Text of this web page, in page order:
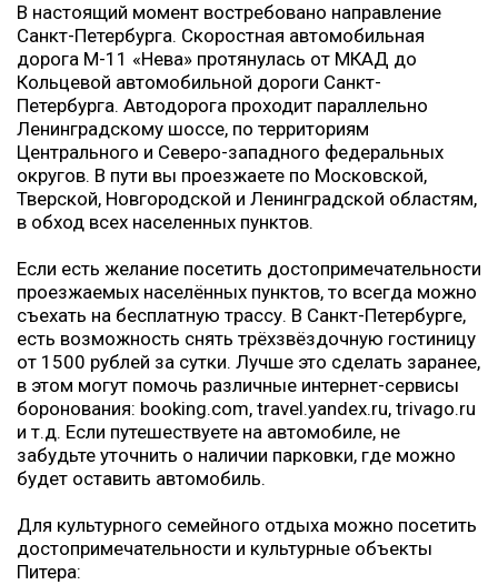
В настоящий момент востребовано направление
Санкт-Петербурга. Скоростная автомобильная
дорога М-11 «Нева» протянулась от МКАД до
Кольцевой автомобильной дороги Санкт-
Петербурга. Автодорога проходит параллельно
Ленинградскому шоссе, по территориям
Центрального и Северо-западного федеральных
округов. В пути вы проезжаете по Московской,
Тверской, Новгородской и Ленинградской областям,
в обход всех населенных пунктов.
Если есть желание посетить достопримечательности
проезжаемых населённых пунктов, то всегда можно
съехать на бесплатную трассу. В Санкт-Петербурге,
есть возможность снять трёхзвёздочную гостиницу
от 1500 рублей за сутки. Лучше это сделать заранее,
в этом могут помочь различные интернет-сервисы
боронования: booking.com, travel.yandex.ru, trivago.ru
и т.д. Если путешествуете на автомобиле, не
забудьте уточнить о наличии парковки, где можно
будет оставить автомобиль.
Для культурного семейного отдыха можно посетить
достопримечательности и культурные объекты
Питера: